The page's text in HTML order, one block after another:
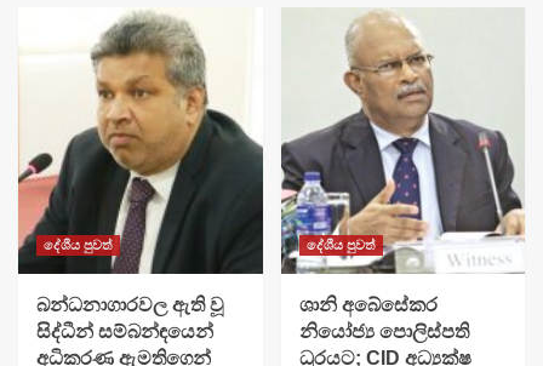
දේශීය පුවත්
බන්ධනාගාරවල ඇති වූ
සිද්ධීන් සම්බන්ඳයෙන්
අධිකරණ ඇමතිගෙන්
දේශීය පුවත්
ශානි අබේසේකර
නියෝජ්‍ය පොලිස්පති
ධුරයට; CID අධ්‍යක්ෂ